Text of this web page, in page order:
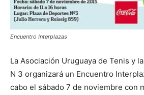
Encuentro Interplazas
La Asociación Uruguaya de Tenis y
N 3 organizará un Encuentro
cabo el sábado 7 de noviembre con